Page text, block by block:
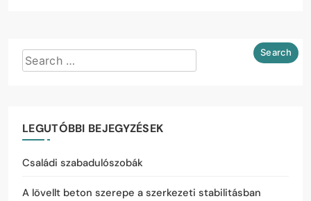
LEGUTÓBBI BEJEGYZÉSEK
Családi szabadulószobák
A lövellt beton szerepe a szerkezeti stabilitásban